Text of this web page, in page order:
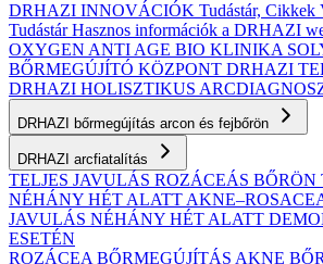
DRHAZI INNOVÁCIÓK Tudástár, Cikkek
TudástárHasznos információk a DRHAZI
OXYGEN ANTI AGE BIO KLINIKA
BŐRMEGÚJÍTÓ KÖZPONT DRHAZI
DRHAZI HOLISZTIKUS
DRHAZI bőrmegújítás arcon és fejbőrön
DRHAZI arcfiatalítás
TELJES JAVULÁS ROZÁCEÁS BŐRÖN
NÉHÁNY HÉT ALATT
JAVULÁS NÉHÁNY HÉT ALATT
ESETÉN
ROZÁCEA BŐRMEGÚJÍTÁS AKNE